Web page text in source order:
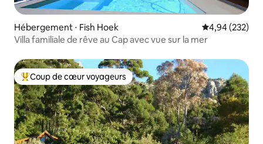
Hébergement ⋅ Fish Hoek Évaluation
4,94 (232)
Villa familiale de rêve au Cap avec vue sur la mer
Coups de cœur voyageurs les plus appréciés
Coup de cœur voyageurs